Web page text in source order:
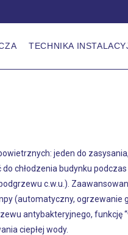
TECHNIKA
jeden do
chłodzenia budynku podczas
c.w.u.).
(automatyczny, ogrzewanie
antybakteryjnego, funkcję
ciepłej wody.